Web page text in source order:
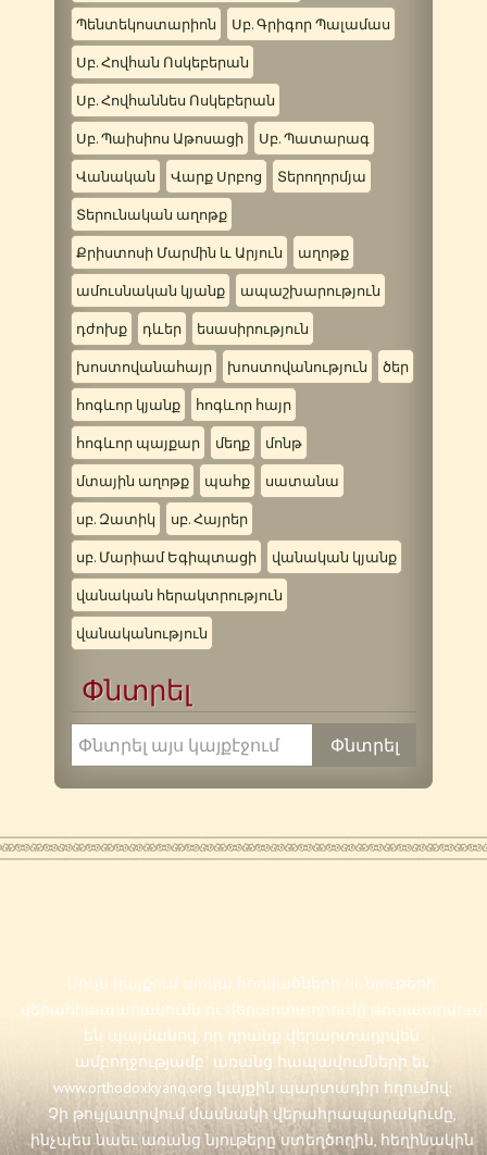
Պենտեկոստարիոն Սբ. Գրիգոր Պալամաս
Սբ. Հովհան Ոսկեբերան
Սբ. Հովհաննես Ոսկեբերան
Սբ. Պաիսիոս Աթոսացի Սբ. Պատարագ
Վանական Վարք Սրբոց Տերողորմյա
Տերունական աղոթք
Քրիստոսի Մարմին և Արյուն աղոթք
ամուսնական կյանք ապաշխարություն
դժոխք դևեր եսասիրություն
խոստովանահայր խոստովանություն ծեր
հոգևոր կյանք հոգևոր հայր
հոգևոր պայքար մեղք մոնթ
մտային աղոթք պահք սատանա
սբ. Զատիկ սբ. Հայրեր
սբ. Մարիամ Եգիպտացի վանական կյանք
վանական հերակտրություն
վանականություն
Փնտրել
Սույն կայքում առկա հոդվածների եւ նյութերի
վերահրապարակումն ու վերարտադրումը թույլատրվում
են պայմանով, որ դրանք վերարտադրվեն
ամբողջությամբ` առանց հապավումների եւ
www.orthodoxkyanq.org կայքին պարտադիր հղումով:
Չի թույլատրվում մասնակի վերահրապարակումը,
ինչպես նաեւ առանց նյութերը ստեղծողին, հեղինակին